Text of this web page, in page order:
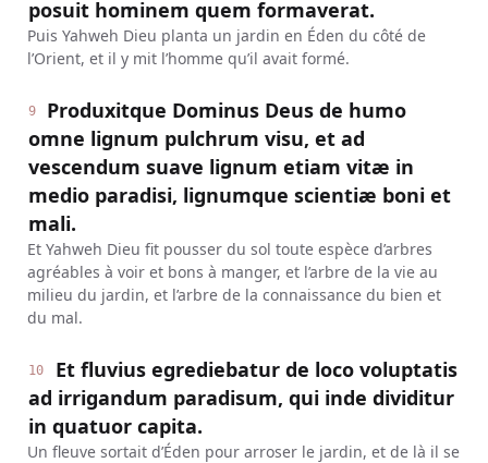
posuit hominem quem formaverat.
Puis Yahweh Dieu planta un jardin en Éden du côté de
l’Orient, et il y mit l’homme qu’il avait formé.
9
Produxitque Dominus Deus de humo
omne lignum pulchrum visu, et ad
vescendum suave lignum etiam vitæ in
medio paradisi, lignumque scientiæ boni et
mali.
Et Yahweh Dieu fit pousser du sol toute espèce d’arbres
agréables à voir et bons à manger, et l’arbre de la vie au
milieu du jardin, et l’arbre de la connaissance du bien et
du mal.
10
Et fluvius egrediebatur de loco voluptatis
ad irrigandum paradisum, qui inde dividitur
in quatuor capita.
Un fleuve sortait d’Éden pour arroser le jardin, et de là il se